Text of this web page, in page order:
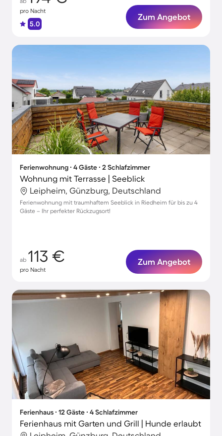
pro Nacht
5.0
Zum Angebot
Ferienwohnung ∙ 4 Gäste ∙ 2 Schlafzimmer
Wohnung mit Terrasse | Seeblick
Leipheim, Günzburg, Deutschland
Ferienwohnung mit traumhaftem Seeblick in Riedheim für bis zu 4
Gäste – Ihr perfekter Rückzugsort!
ab 113 €
pro Nacht
Zum Angebot
Ferienhaus ∙ 12 Gäste ∙ 4 Schlafzimmer
Ferienhaus mit Garten und Grill | Hunde erlaubt